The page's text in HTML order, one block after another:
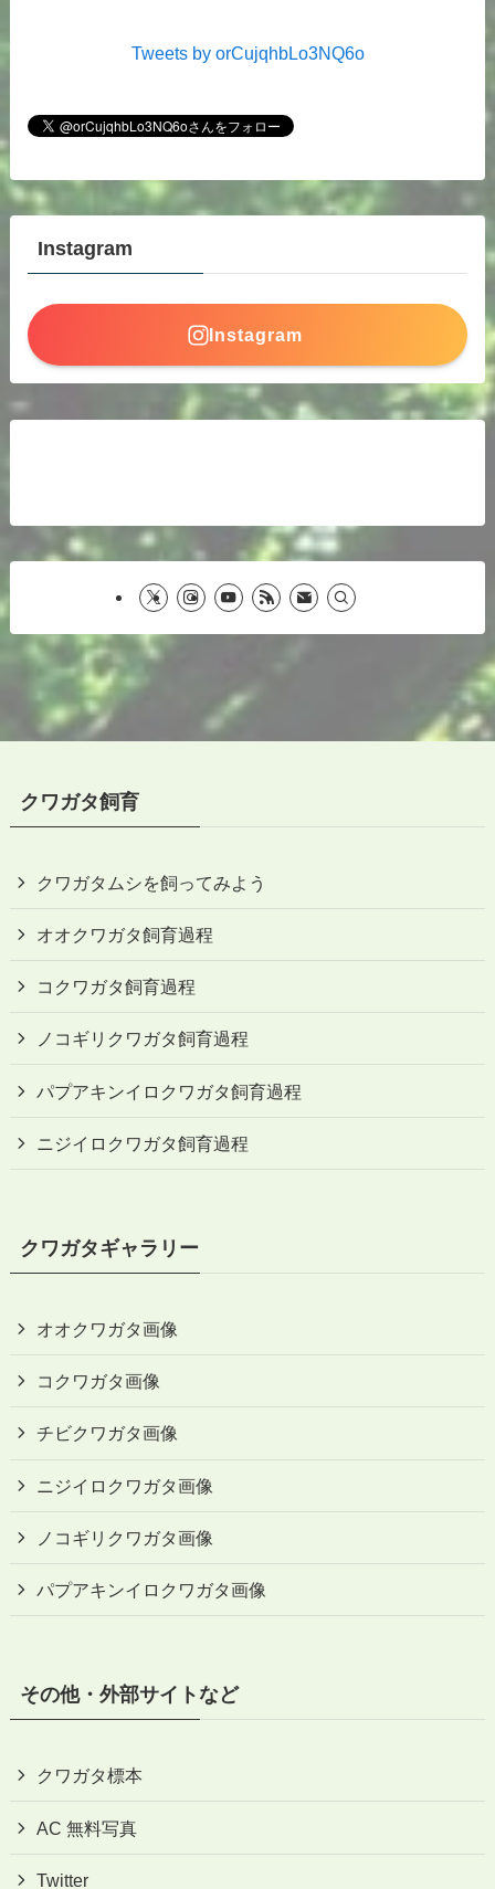
Tweets by orCujqhbLo3NQ6o
Instagram
Instagram
クワガタ飼育
クワガタムシを飼ってみよう
オオクワガタ飼育過程
コクワガタ飼育過程
ノコギリクワガタ飼育過程
パプアキンイロクワガタ飼育過程
ニジイロクワガタ飼育過程
クワガタギャラリー
オオクワガタ画像
コクワガタ画像
チビクワガタ画像
ニジイロクワガタ画像
ノコギリクワガタ画像
パプアキンイロクワガタ画像
その他・外部サイトなど
クワガタ標本
AC 無料写真
Twitter